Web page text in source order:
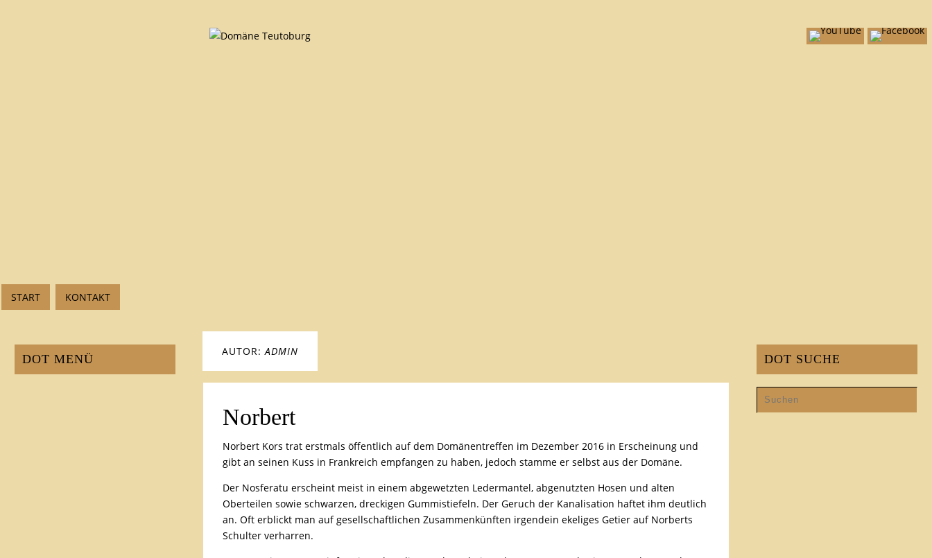
START KONTAKT
AUTOR:ADMIN
Norbert
Norbert Kors trat erstmals öffentlich auf dem Domänentreffen im Dezember 2016 in Erscheinung und
gibt an seinen Kuss in Frankreich empfangen zu haben, jedoch stamme er selbst aus der Domäne.
Der Nosferatu erscheint meist in einem abgewetzten Ledermantel, abgenutzten Hosen und alten
Oberteilen sowie schwarzen, dreckigen Gummistiefeln. Der Geruch der Kanalisation haftet ihm deutlich
an. Oft erblickt man auf gesellschaftlichen Zusammenkünften irgendein ekeliges Getier auf Norberts
Schulter verharren.
DOT MENÜ DOT SUCHE